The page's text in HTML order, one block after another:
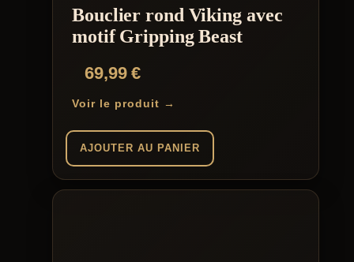
Bouclier rond Viking avec
motif Gripping Beast
69,99€
Voir le produit →
AJOUTER AU PANIER